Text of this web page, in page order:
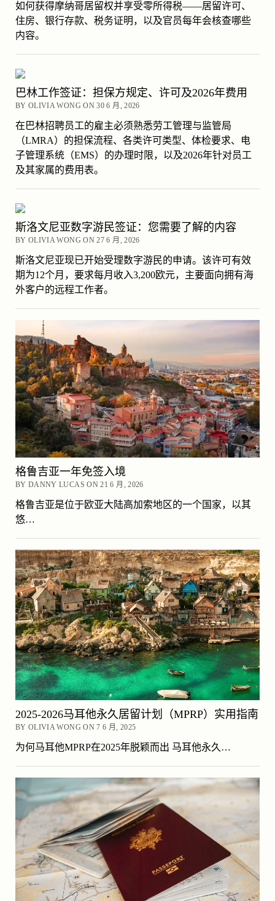
如何获得摩纳哥居留权并享受零所得税——居留许可、
住房、银行存款、税务证明，以及官员每年会核查哪些
内容。
巴林工作签证：担保方规定、许可及2026年费用
BY OLIVIA WONG ON 30 6 月, 2026
在巴林招聘员工的雇主必须熟悉劳工管理与监管局
（LMRA）的担保流程、各类许可类型、体检要求、电
子管理系统（EMS）的办理时限，以及2026年针对员工
及其家属的费用表。
斯洛文尼亚数字游民签证：您需要了解的内容
BY OLIVIA WONG ON 27 6 月, 2026
斯洛文尼亚现已开始受理数字游民的申请。该许可有效
期为12个月，要求每月收入3,200欧元，主要面向拥有海
外客户的远程工作者。
格鲁吉亚一年免签入境
BY DANNY LUCAS ON 21 6 月, 2026
格鲁吉亚是位于欧亚大陆高加索地区的一个国家，以其
悠…
2025-2026马耳他永久居留计划（MPRP）实用指南
BY OLIVIA WONG ON 7 6 月, 2025
为何马耳他MPRP在2025年脱颖而出 马耳他永久…